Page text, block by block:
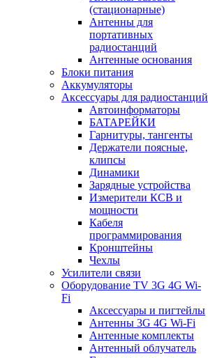
(стационарные)
Антенны для
портативных
радиостанций
Антенные основания
Блоки питания
Аккумуляторы
Аксессуары для радиостанций
Автоинформаторы
БАТАРЕЙКИ
Гарнитуры, тангенты
Держатели поясные,
клипсы
Динамики
Зарядные устройства
Измерители КСВ и
мощности
Кабеля
программирования
Кронштейны
Чехлы
Усилители связи
Оборудование TV 3G 4G Wi-
Fi
Аксессуары и пигтейлы
Антенны 3G 4G Wi-Fi
Антенные комплекты
Антенный облучатель